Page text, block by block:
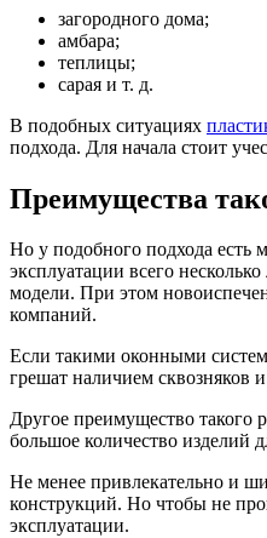
загородного дома;
амбара;
теплицы;
сарая и т. д.
В подобных ситуациях
подхода. Для начала стоит
Преимущества
Но у подобного подхода
эксплуатации всего
модели. При этом
компаний.
Если такими оконными
грешат наличием сквозняков
Другое преимущество
большое количество изделий
Не менее привлекательно и
конструкций. Но чтобы не
эксплуатации.